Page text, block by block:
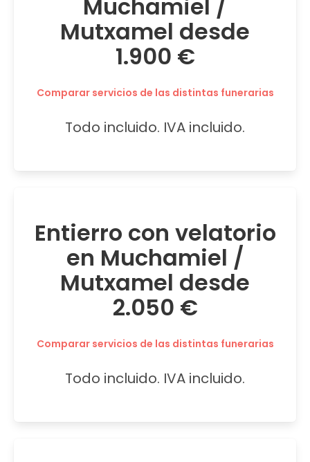
Muchamiel /
Mutxamel desde
1.900 €
Comparar servicios de las distintas funerarias
Todo incluido. IVA incluido.
Entierro con velatorio
en Muchamiel /
Mutxamel desde
2.050 €
Comparar servicios de las distintas funerarias
Todo incluido. IVA incluido.